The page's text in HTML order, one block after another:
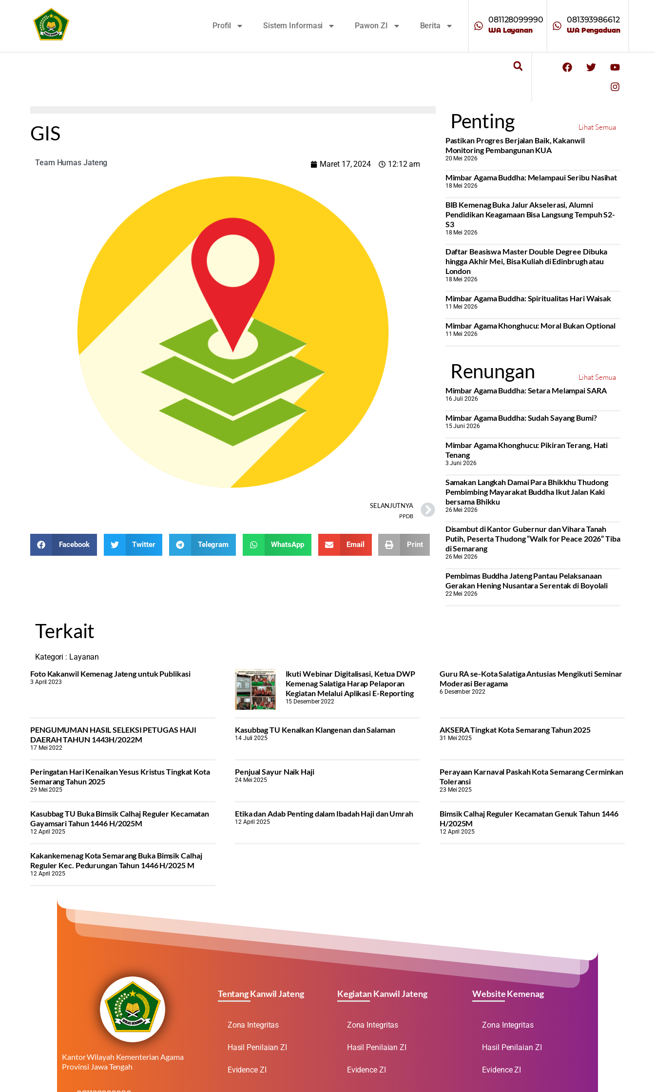
Profil Sistem Informasi Pawon ZI Berita
081128099990
WA Layanan
081393986612
WA Pengaduan
GIS
Team Humas Jateng Maret 17, 2024 12:12 am
SELANJUTNYA
PPDB
Facebook Twitter Telegram WhatsApp Email Print
Penting
Lihat Semua
Pastikan Progres Berjalan Baik, Kakanwil
Monitoring Pembangunan KUA
20 Mei 2026
Mimbar Agama Buddha: Melampaui Seribu Nasihat
18 Mei 2026
BIB Kemenag Buka Jalur Akselerasi, Alumni
Pendidikan Keagamaan Bisa Langsung Tempuh S2-
S3
18 Mei 2026
Daftar Beasiswa Master Double Degree Dibuka
hingga Akhir Mei, Bisa Kuliah di Edinbrugh atau
London
18 Mei 2026
Mimbar Agama Buddha: Spiritualitas Hari Waisak
11 Mei 2026
Mimbar Agama Khonghucu: Moral Bukan Optional
11 Mei 2026
Renungan
Lihat Semua
Mimbar Agama Buddha: Setara Melampai SARA
16 Juli 2026
Mimbar Agama Buddha: Sudah Sayang Bumi?
15 Juni 2026
Mimbar Agama Khonghucu: Pikiran Terang, Hati
Tenang
3 Juni 2026
Samakan Langkah Damai Para Bhikkhu Thudong
Pembimbing Mayarakat Buddha Ikut Jalan Kaki
bersama Bhikku
26 Mei 2026
Disambut di Kantor Gubernur dan Vihara Tanah
Putih, Peserta Thudong “Walk for Peace 2026” Tiba
di Semarang
26 Mei 2026
‎Pembimas Buddha Jateng Pantau Pelaksanaan
Gerakan Hening Nusantara Serentak di Boyolali
22 Mei 2026
Terkait
Kategori : Layanan
Foto Kakanwil Kemenag Jateng untuk Publikasi
3 April 2023
Ikuti Webinar Digitalisasi, Ketua DWP
Kemenag Salatiga Harap Pelaporan
Kegiatan Melalui Aplikasi E-Reporting
15 Desember 2022
Guru RA se-Kota Salatiga Antusias Mengikuti Seminar
Moderasi Beragama
6 Desember 2022
PENGUMUMAN HASIL SELEKSI PETUGAS HAJI
DAERAH TAHUN 1443H/2022M
17 Mei 2022
Kasubbag TU Kenalkan Klangenan dan Salaman
14 Juli 2025
AKSERA Tingkat Kota Semarang Tahun 2025
31 Mei 2025
Peringatan Hari Kenaikan Yesus Kristus Tingkat Kota
Semarang Tahun 2025
29 Mei 2025
Penjual Sayur Naik Haji
24 Mei 2025
Perayaan Karnaval Paskah Kota Semarang Cerminkan
Toleransi
23 Mei 2025
Kasubbag TU Buka Bimsik Calhaj Reguler Kecamatan
Gayamsari Tahun 1446 H/2025M
12 April 2025
Etika dan Adab Penting dalam Ibadah Haji dan Umrah
12 April 2025
Bimsik Calhaj Reguler Kecamatan Genuk Tahun 1446
H/2025M
12 April 2025
Kakankemenag Kota Semarang Buka Bimsik Calhaj
Reguler Kec. Pedurungan Tahun 1446 H/2025 M
12 April 2025
Kantor Wilayah Kementerian Agama
Provinsi Jawa Tengah
Tentang Kanwil Jateng
Zona Integritas
Hasil Penilaian ZI
Evidence ZI
Kegiatan Kanwil Jateng
Zona Integritas
Hasil Penilaian ZI
Evidence ZI
Website Kemenag
Zona Integritas
Hasil Penilaian ZI
Evidence ZI